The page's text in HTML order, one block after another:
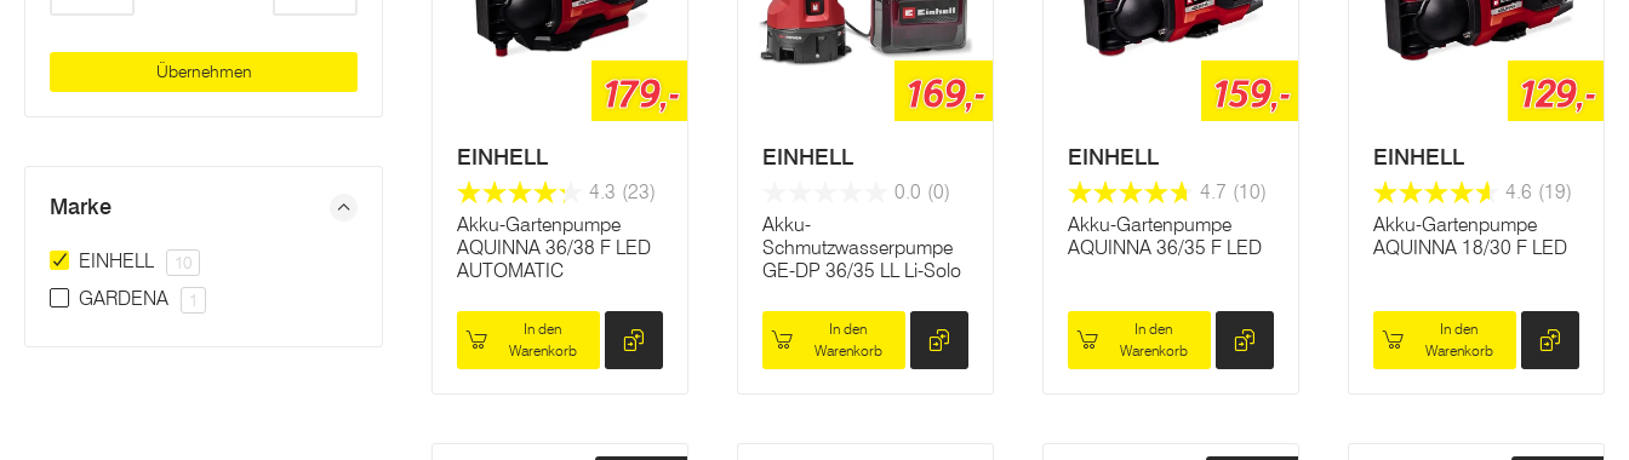
Übernehmen
Marke
EINHELL 10
GARDENA 1
179,-
EINHELL
4.3 (23)
Akku-Gartenpumpe
AQUINNA 36/38 F LED
AUTOMATIC
In den
Warenkorb
169,-
EINHELL
0.0 (0)
Akku-
Schmutzwasserpumpe
GE-DP 36/35 LL Li-Solo
In den
Warenkorb
159,-
EINHELL
4.7 (10)
Akku-Gartenpumpe
AQUINNA 36/35 F LED
In den
Warenkorb
129,-
EINHELL
4.6 (19)
Akku-Gartenpumpe
AQUINNA 18/30 F LED
In den
Warenkorb